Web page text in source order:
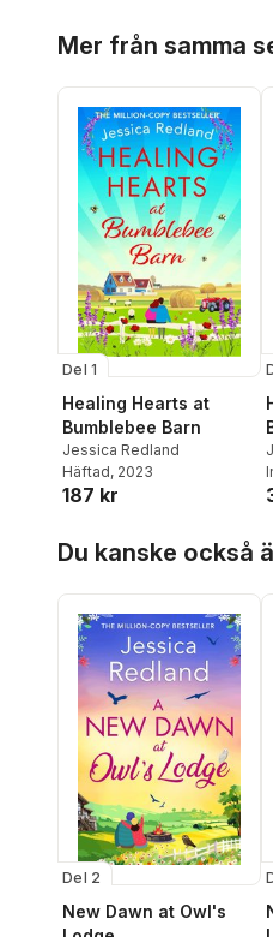
Mer från samma
Del 1
Healing Hearts at
Bumblebee Barn
Jessica Redland
Häftad, 2023
187 kr
Du kanske också
Del 2
New Dawn at Owl's